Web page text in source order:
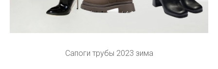
Сапоги трубы 2023 зима